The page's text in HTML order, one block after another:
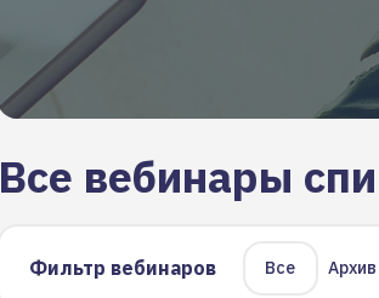
Все вебинары
Фильтр вебинаров Все Архив